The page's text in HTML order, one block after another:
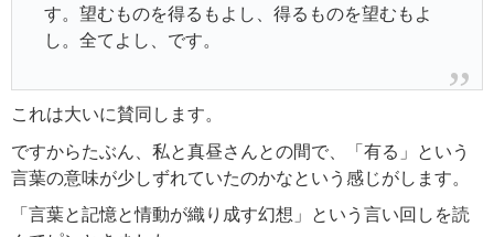
す。望むものを得るもよし、得るものを望むもよ
し。全てよし、です。
これは大いに賛同します。
ですからたぶん、私と真昼さんとの間で、「有る」という
言葉の意味が少しずれていたのかなという感じがします。
「言葉と記憶と情動が織り成す幻想」という言い回しを読